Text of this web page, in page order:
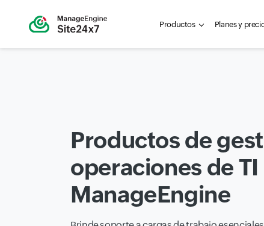
Productos Planes y
Productos de
operaciones de
ManageEngine